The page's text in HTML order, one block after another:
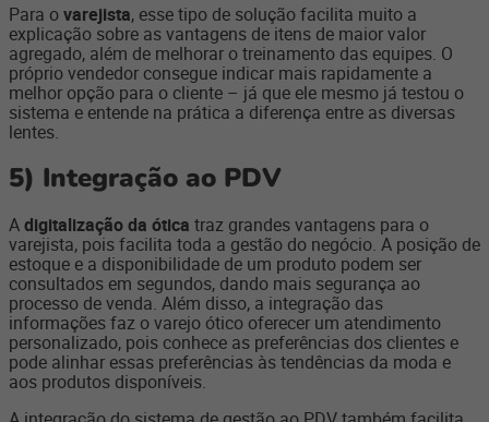
Para ovarejista, esse tipo de solução facilita muito a
explicação sobre as vantagens de itens de maior valor
agregado, além de melhorar o treinamento das equipes. O
próprio vendedor consegue indicar mais rapidamente a
melhor opção para o cliente – já que ele mesmo já testou o
sistema e entende na prática a diferença entre as diversas
lentes.
5) Integração ao PDV
Adigitalização da ótica traz grandes vantagens para o
varejista, pois facilita toda a gestão do negócio. A posição de
estoque e a disponibilidade de um produto podem ser
consultados em segundos, dando mais segurança ao
processo de venda. Além disso, a integração das
informações faz o varejo ótico oferecer um atendimento
personalizado, pois conhece as preferências dos clientes e
pode alinhar essas preferências às tendências da moda e
aos produtos disponíveis.